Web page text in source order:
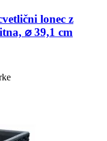
lonec z
⌀ 39,1 cm